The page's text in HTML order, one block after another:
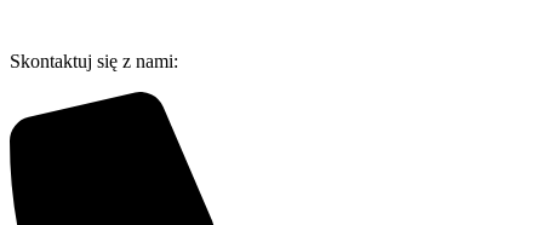
treści
Skontaktuj się z nami: